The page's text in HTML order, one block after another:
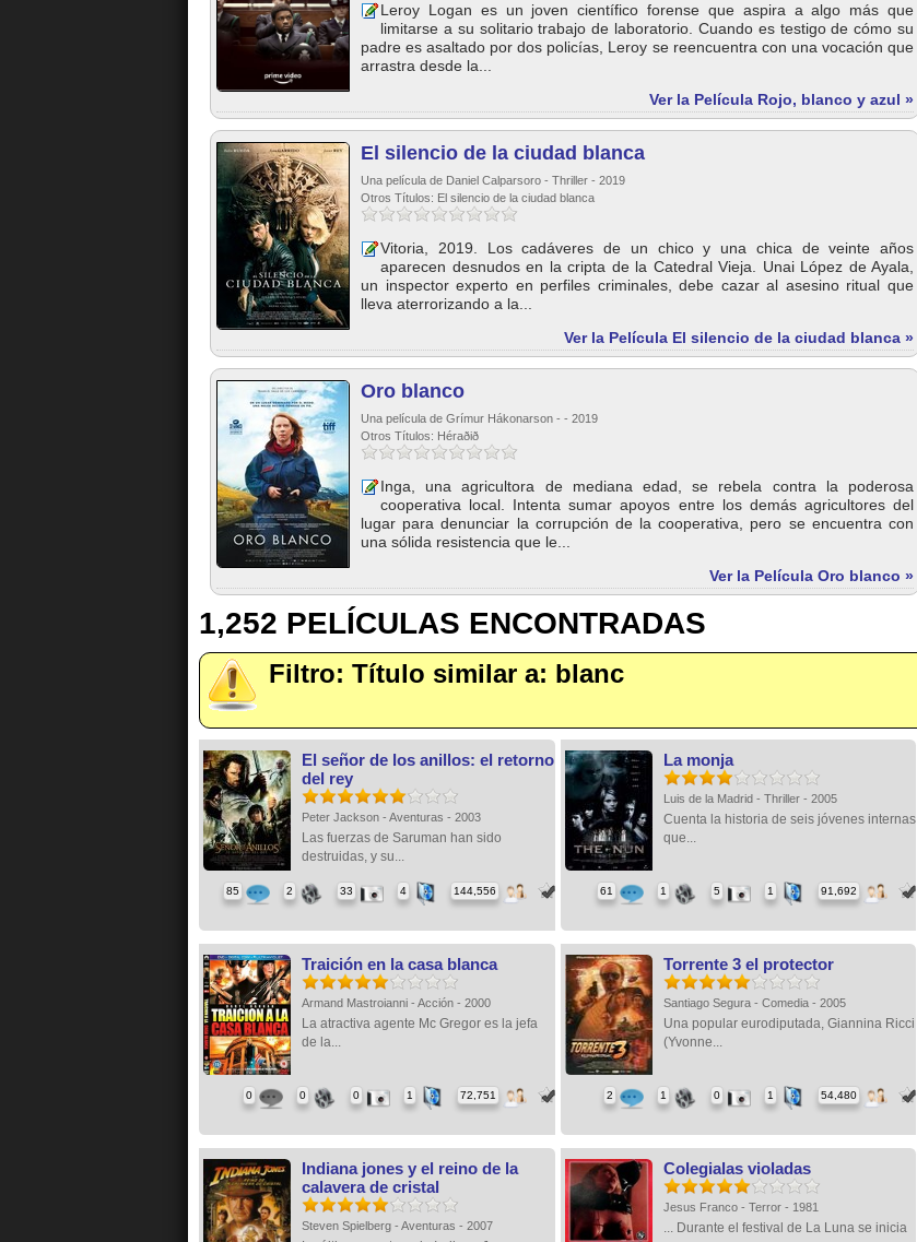
Leroy Logan es un joven científico forense que aspira a algo más que
limitarse a su solitario trabajo de laboratorio. Cuando es testigo de cómo su
padre es asaltado por dos policías, Leroy se reencuentra con una vocación que
arrastra desde la...
Ver la Película Rojo, blanco y azul »
El silencio de la ciudad blanca
Una película de Daniel Calparsoro - Thriller - 2019
Otros Títulos: El silencio de la ciudad blanca
Vitoria, 2019. Los cadáveres de un chico y una chica de veinte años
aparecen desnudos en la cripta de la Catedral Vieja. Unai López de Ayala,
un inspector experto en perfiles criminales, debe cazar al asesino ritual que
lleva aterrorizando a la...
Ver la Película El silencio de la ciudad blanca »
Oro blanco
Una película de Grímur Hákonarson - - 2019
Otros Títulos: Héraðið
Inga, una agricultora de mediana edad, se rebela contra la poderosa
cooperativa local. Intenta sumar apoyos entre los demás agricultores del
lugar para denunciar la corrupción de la cooperativa, pero se encuentra con
una sólida resistencia que le...
Ver la Película Oro blanco »
1,252 PELÍCULAS ENCONTRADAS
Filtro: Título similar a: blanc
El señor de los anillos: el retorno
del rey
Peter Jackson - Aventuras - 2003
Las fuerzas de Saruman han sido
destruidas, y su...
85 2 33 4 144,556
La monja
Luis de la Madrid - Thriller - 2005
Cuenta la historia de seis jóvenes internas
que...
61 1 5 1 91,692
Traición en la casa blanca
Armand Mastroianni - Acción - 2000
La atractiva agente Mc Gregor es la jefa
de la...
0 0 0 1 72,751
Torrente 3 el protector
Santiago Segura - Comedia - 2005
Una popular eurodiputada, Giannina Ricci
(Yvonne...
2 1 0 1 54,480
Indiana jones y el reino de la
calavera de cristal
Steven Spielberg - Aventuras - 2007
Colegialas violadas
Jesus Franco - Terror - 1981
... Durante el festival de La Luna se inicia